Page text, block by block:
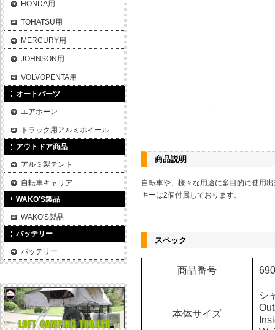
商品説明
自転車や、様々な用途に多目的に使用
キーは2個付属しております。
スペック
商品番号
本体サイズ
シ
HONDA用
TOHATSU用
MERCURY用
JOHNSON用
VOLVOPENTA用
オートパーツ
エアホーン
トラック用アルミホイール
アウトドア商品
アルミ製テント
自転車キャリア
WAKO'S製品
WAKO'S製品
バッテリー
バッテリー